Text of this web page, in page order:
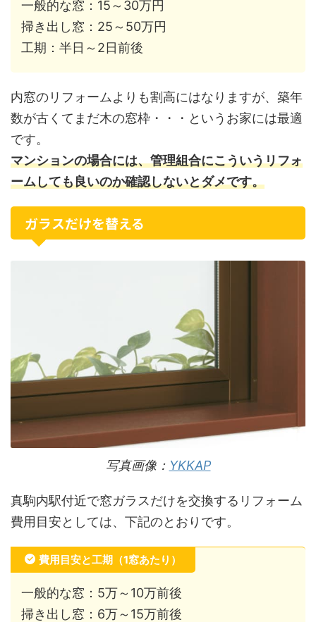
一般的な窓：15～30万円
掃き出し窓：25～50万円
工期：半日～2日前後
内窓のリフォームよりも割高にはなりますが、築年
数が古くてまだ木の窓枠・・・というお家には最適
です。
マンションの場合には、管理組合にこういうリフォ
ームしても良いのか確認しないとダメです。
ガラスだけを替える
写真画像： YKKAP
真駒内駅付近で窓ガラスだけを交換するリフォーム
費用目安としては、下記のとおりです。
費用目安と工期（1窓あたり）
一般的な窓：5万～10万前後
掃き出し窓：6万～15万前後